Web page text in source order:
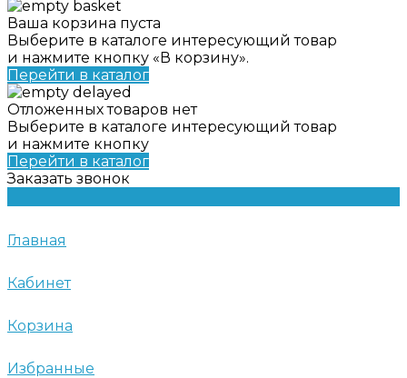
Ваша корзина пуста
Выберите в каталоге интересующий товар
и нажмите кнопку «В корзину».
Перейти в каталог
Отложенных товаров нет
Выберите в каталоге интересующий товар
и нажмите кнопку
Перейти в каталог
Заказать звонок
Главная
Кабинет
Корзина
Избранные